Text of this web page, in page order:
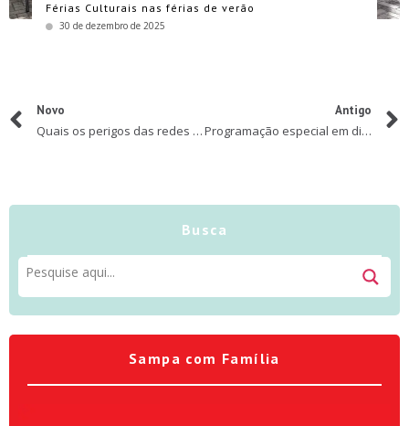
Férias Culturais nas férias de verão
30 de dezembro de 2025
Novo
Quais os perigos das redes sociais entre crianças e adolescentes? Qual a idade segura e como estabelecer limites?
Antigo
Programação especial em diversos parques de São Paulo para celebrar Dia Mundial do Meio Ambiente
Busca
Sampa com Família